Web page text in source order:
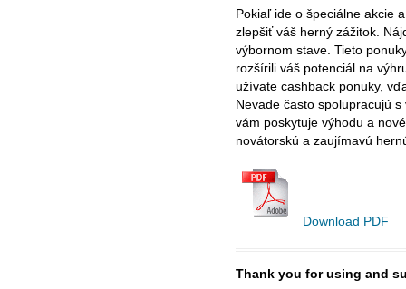
Pokiaľ ide o špeciálne akcie
zlepšiť váš herný zážitok.
výbornom stave. Tieto
rozšírili váš potenciál na
užívate cashback ponuky,
Nevade často spolupracujú
vám poskytuje výhodu a
novátorskú a zaujímavú
Download PDF
Thank you for using and